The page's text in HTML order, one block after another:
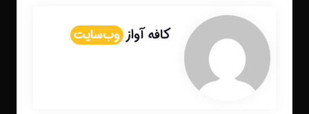
کافه آواز وب‌سایت